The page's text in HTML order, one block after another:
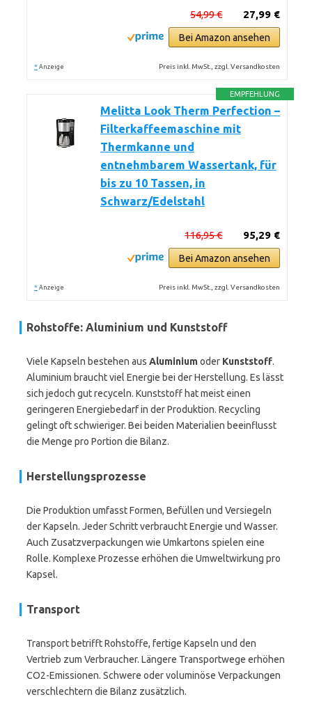
27,99 €
54,99 €
Bei Amazon ansehen
* Anzeige Preis inkl. MwSt., zzgl. Versandkosten
EMPFEHLUNG
Melitta Look Therm Perfection –
Filterkaffeemaschine mit
Thermkanne und
entnehmbarem Wassertank, für
bis zu 10 Tassen, in
Schwarz/Edelstahl
95,29 €
116,95 €
Bei Amazon ansehen
* Anzeige Preis inkl. MwSt., zzgl. Versandkosten
Rohstoffe: Aluminium und Kunststoff
Viele Kapseln bestehen aus Aluminiumoder Kunststoff.
Aluminium braucht viel Energie bei der Herstellung. Es lässt
sich jedoch gut recyceln. Kunststoff hat meist einen
geringeren Energiebedarf in der Produktion. Recycling
gelingt oft schwieriger. Bei beiden Materialien beeinflusst
die Menge pro Portion die Bilanz.
Herstellungsprozesse
Die Produktion umfasst Formen, Befüllen und Versiegeln
der Kapseln. Jeder Schritt verbraucht Energie und Wasser.
Auch Zusatzverpackungen wie Umkartons spielen eine
Rolle. Komplexe Prozesse erhöhen die Umweltwirkung pro
Kapsel.
Transport
Transport betrifft Rohstoffe, fertige Kapseln und den
Vertrieb zum Verbraucher. Längere Transportwege erhöhen
CO2-Emissionen. Schwere oder voluminöse Verpackungen
verschlechtern die Bilanz zusätzlich.